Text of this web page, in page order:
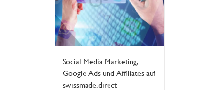
Social Media Marketing,
Google Ads und Affiliates auf
swissmade.direct